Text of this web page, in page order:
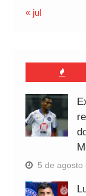
« jul
5 de agosto